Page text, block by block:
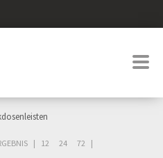
12 24 72